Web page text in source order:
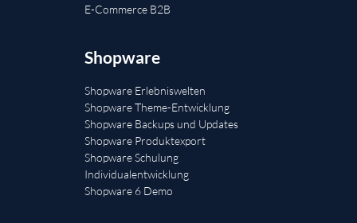
E-Commerce B2B
Shopware
Shopware Erlebniswelten
Shopware Theme-Entwicklung
Shopware Backups und Updates
Shopware Produktexport
Shopware Schulung
Individualentwicklung
Shopware 6 Demo